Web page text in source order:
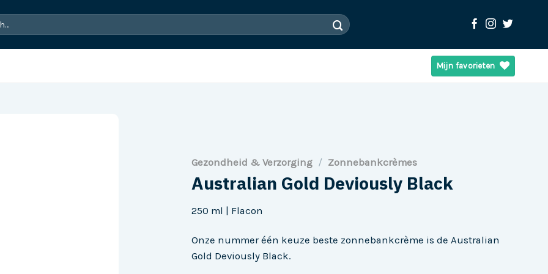
Mijn favorieten
Gezondheid & Verzorging / Zonnebankcrèmes
Australian Gold Deviously Black
250 ml | Flacon
Onze nummer één keuze beste zonnebankcrème is de Australian
Gold Deviously Black.